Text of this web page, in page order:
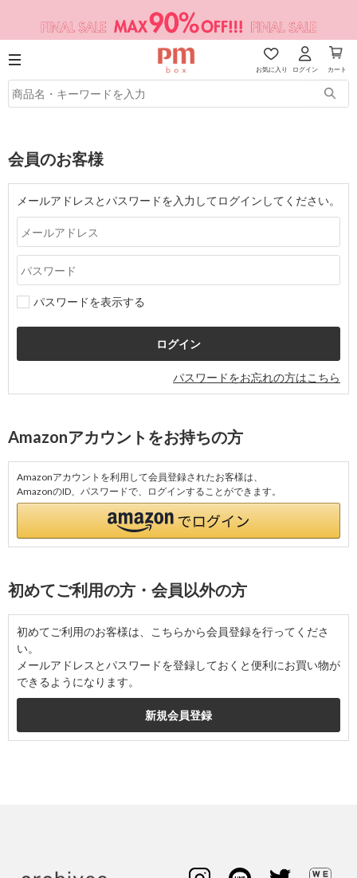
お気に入り ログイン カート
会員のお客様
メールアドレスとパスワードを入力してログインしてください。
パスワードを表示する
パスワードをお忘れの方はこちら
Amazonアカウントをお持ちの方
Amazonアカウントを利用して会員登録されたお客様は、
AmazonのID、パスワードで、ログインすることができます。
初めてご利用の方・会員以外の方
初めてご利用のお客様は、こちらから会員登録を行ってくださ
い。
メールアドレスとパスワードを登録しておくと便利にお買い物が
できるようになります。